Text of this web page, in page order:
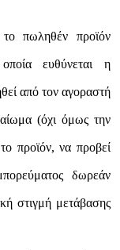
πωληθέν προϊόν
ευθύνεται η
από τον αγοραστή
(όχι όμως την
προϊόν, να προβεί
δωρεάν
στιγμή μετάβασης